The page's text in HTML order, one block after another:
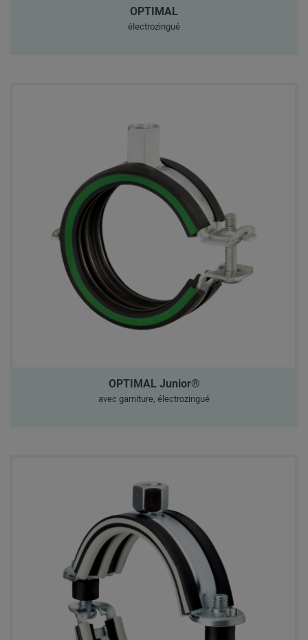
OPTIMAL
électrozingué
OPTIMAL Junior®
avec garniture, électrozingué